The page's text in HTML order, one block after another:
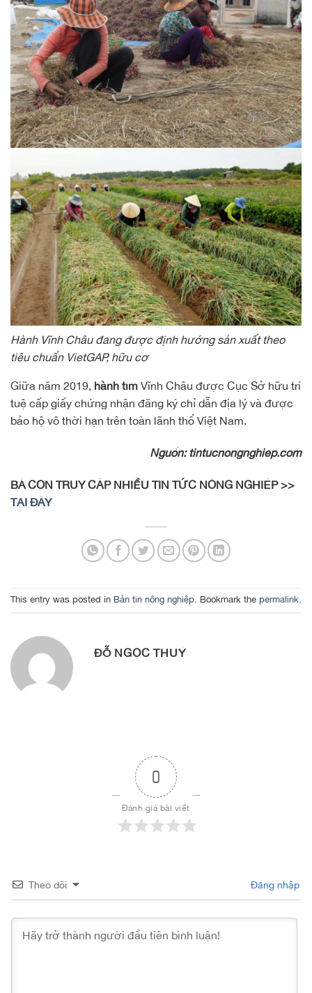
Hành Vĩnh Châu đang được định hướng sản xuất theo
tiêu chuẩn VietGAP, hữu cơ
Giữa năm 2019, hành tím Vĩnh Châu được Cục Sở hữu trí
tuệ cấp giấy chứng nhận đăng ký chỉ dẫn địa lý và được
bảo hộ vô thời hạn trên toàn lãnh thổ Việt Nam.
Nguồn: tintucnongnghiep.com
BÀ CON TRUY CẬP NHIỀU TIN TỨC NÔNG NGHIỆP >>
TẠI ĐÂY
This entry was posted in Bản tin nông nghiệp. Bookmark the permalink.
ĐỖ NGỌC THUÝ
0
Đánh giá bài viết
Theo dõi Đăng nhập